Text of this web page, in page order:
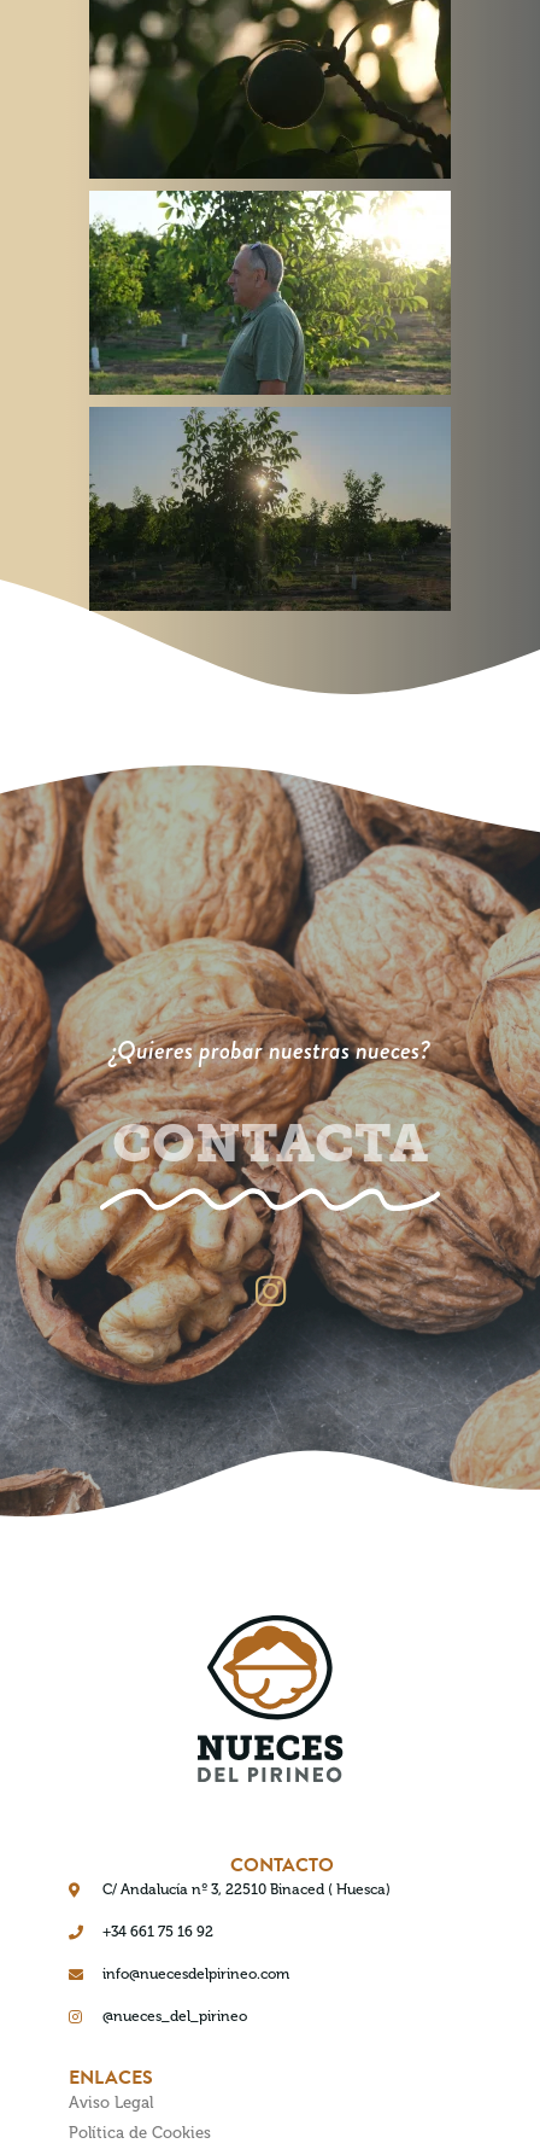
¿Quieres probar nuestras nueces?
CONTACTA
CONTACTO
C/ Andalucía nº 3, 22510 Binaced ( Huesca)
+34 661 75 16 92
info@nuecesdelpirineo.com
@nueces_del_pirineo
ENLACES
Aviso Legal
Política de Cookies